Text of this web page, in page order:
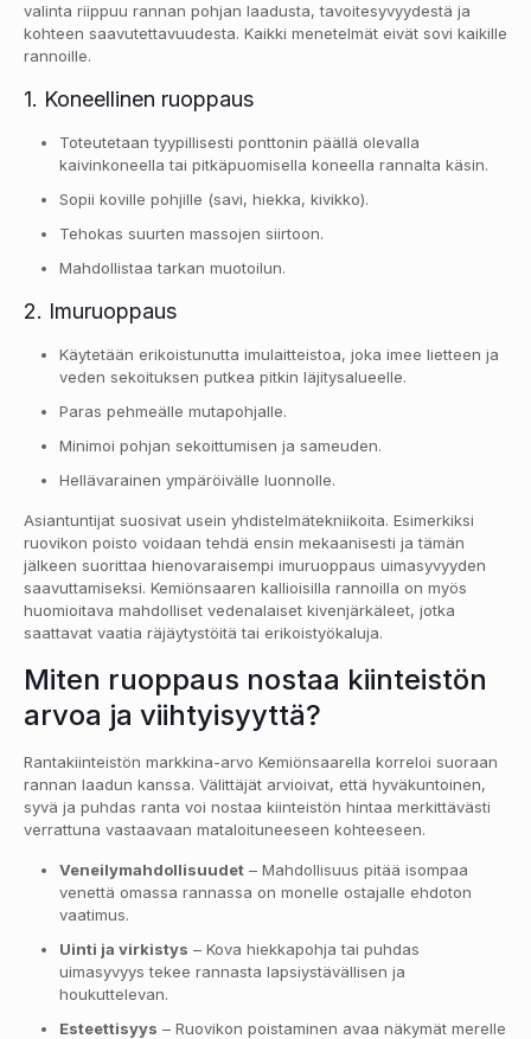
valinta riippuu rannan pohjan laadusta, tavoitesyvyydestä ja
kohteen saavutettavuudesta. Kaikki menetelmät eivät sovi kaikille
rannoille.
1. Koneellinen ruoppaus
Toteutetaan tyypillisesti ponttonin päällä olevalla
kaivinkoneella tai pitkäpuomisella koneella rannalta käsin.
Sopii koville pohjille (savi, hiekka, kivikko).
Tehokas suurten massojen siirtoon.
Mahdollistaa tarkan muotoilun.
2. Imuruoppaus
Käytetään erikoistunutta imulaitteistoa, joka imee lietteen ja
veden sekoituksen putkea pitkin läjitysalueelle.
Paras pehmeälle mutapohjalle.
Minimoi pohjan sekoittumisen ja sameuden.
Hellävarainen ympäröivälle luonnolle.
Asiantuntijat suosivat usein yhdistelmätekniikoita. Esimerkiksi
ruovikon poisto voidaan tehdä ensin mekaanisesti ja tämän
jälkeen suorittaa hienovaraisempi imuruoppaus uimasyvyyden
saavuttamiseksi. Kemiönsaaren kallioisilla rannoilla on myös
huomioitava mahdolliset vedenalaiset kivenjärkäleet, jotka
saattavat vaatia räjäytystöitä tai erikoistyökaluja.
Miten ruoppaus nostaa kiinteistön
arvoa ja viihtyisyyttä?
Rantakiinteistön markkina-arvo Kemiönsaarella korreloi suoraan
rannan laadun kanssa. Välittäjät arvioivat, että hyväkuntoinen,
syvä ja puhdas ranta voi nostaa kiinteistön hintaa merkittävästi
verrattuna vastaavaan mataloituneeseen kohteeseen.
Veneilymahdollisuudet – Mahdollisuus pitää isompaa
venettä omassa rannassa on monelle ostajalle ehdoton
vaatimus.
Uinti ja virkistys – Kova hiekkapohja tai puhdas
uimasyvyys tekee rannasta lapsiystävällisen ja
houkuttelevan.
Esteettisyys – Ruovikon poistaminen avaa näkymät merelle